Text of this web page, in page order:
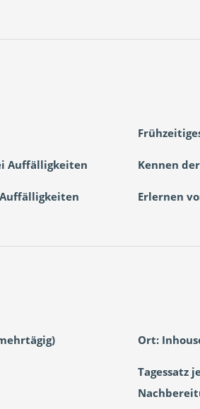
Auffälligkeiten Kennen
Erlernen
Ort:
Tagessatz